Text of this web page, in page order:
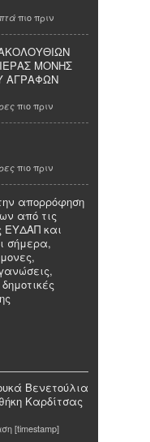
πιο πριν
ΜΟΝΗΣ
ΑΓΡΑΦΩΝ
πιο πριν
πιο πριν
απορρόφηση
από τις
ΕΥΔΑΠ και
σήμερα,
Βενετούλια
Καρδίτσας
[timestamp]